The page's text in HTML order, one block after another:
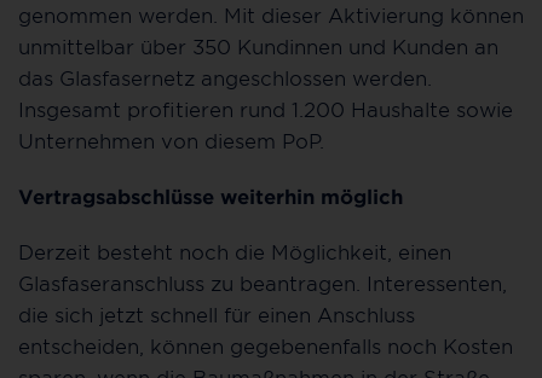
genommen werden. Mit dieser Aktivierung können
unmittelbar über 350 Kundinnen und Kunden an
das Glasfasernetz angeschlossen werden.
Insgesamt profitieren rund 1.200 Haushalte sowie
Unternehmen von diesem PoP.
Vertragsabschlüsse weiterhin möglich
Derzeit besteht noch die Möglichkeit, einen
Glasfaseranschluss zu beantragen. Interessenten,
die sich jetzt schnell für einen Anschluss
entscheiden, können gegebenenfalls noch Kosten